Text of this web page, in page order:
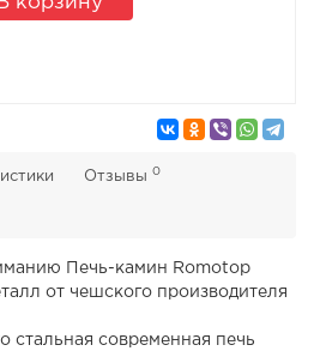
Отзывы 0
Печь-камин Romotop
от чешского производителя
стальная современная печь